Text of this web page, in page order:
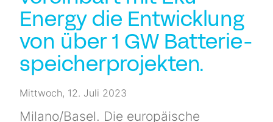
Newsletter
Kontakt
Energy die Entwicklung
von über 1 GW Batterie­
speicher­projekten.
Mittwoch, 12. Juli 2023
Milano/Basel. Die europäische